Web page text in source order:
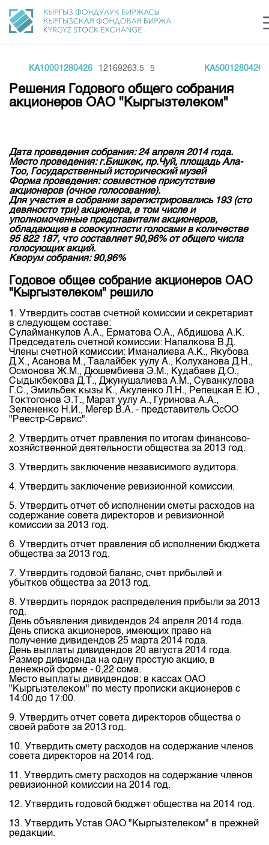
Финансовый рынок KG login Рус Кыр
Общая информация
Акционеры
Руководство
Внутренний аудитор
Комитеты
Участники торгов
Наши партнеры
Cтратегия развития
Корпоративные документы
Контакты
Направления
Товарно-сырьевой сектор
Листинг
Центр раскрытия информации
Тарифы
Аналитика
Финансовый рынок KG
Пресс-клуб
25 лет ЗАО КФБ
Нормативная база
Биржевая деятельность
Депозитарная деятельность
Центр раскрытия информации
Статистика торгов
Итоги последних торгов
Архив торгов
Индекс и Капитализация
Котировки по ЦБ
Котировки по драг. металлам
Расписание аукционов по ГЦБ
Результаты аукционов ГЦБ
Объем ГЦБ в обращении
Результаты аукционов по депозитам
Учебный центр
Общая информация
План работы на год
KA10001280426 12169263.5 5 KA5001280426
Решения Годового общего собрания
акционеров ОАО "Кыргызтелеком"
Дата проведения собрания: 24 апреля 2014 года.
Место проведения: г.Бишкек, пр.Чуй, площадь Ала-
Тоо, Государственный исторический музей
Форма проведения: совместное присутствие
акционеров (очное голосование).
Для участия в собрании зарегистрировались 193 (сто
девяносто три) акционера, в том числе и
уполномоченные представители акционеров,
обладающие в совокупности голосами в количестве
95 822 187, что составляет 90,96% от общего числа
голосующих акций.
Кворум собрания: 90,96%
Годовое общее собрание акционеров ОАО
"Кыргызтелеком" решило
1. Утвердить состав счетной комиссии и секретариат
в следующем составе:
Сулайманкулов А.А., Ерматова О.А., Абдишова А.К.
Председатель счетной комиссии: Напалкова В.Д.
Члены счетной комиссии: Иманалиева А.К., Якубова
Д.Х., Асанова М., Таалайбек уулу А., Колуханова Д.Н.,
Осмонова Ж.М., Дюшембиева Э.М., Кудабаев Д.О.,
Сыдыкбекова Д.Т., Джунушалиева А.М., Суванкулова
Г.С., Эмильбек кызы К., Акуленко Л.Н., Репецкая Е.Ю.,
Токтогонов Э.Т., Марат уулу А., Гуринова А.А.,
Зелененко Н.И., Мегер В.А. - представитель ОсОО
"Реестр-Сервис".
2. Утвердить отчет правления по итогам финансово-
хозяйственной деятельности общества за 2013 год.
3. Утвердить заключение независимого аудитора.
4. Утвердить заключение ревизионной комиссии.
5. Утвердить отчет об исполнении сметы расходов на
содержание совета директоров и ревизионной
комиссии за 2013 год.
6. Утвердить отчет правления об исполнении бюджета
общества за 2013 год.
7. Утвердить годовой баланс, счет прибылей и
убытков общества за 2013 год.
8. Утвердить порядок распределения прибыли за 2013
год.
День объявления дивидендов 24 апреля 2014 года.
День списка акционеров, имеющих право на
получение дивидендов 25 марта 2014 года.
День выплаты дивидендов 20 августа 2014 года.
Размер дивиденда на одну простую акцию, в
денежной форме - 0,22 сома.
Место выплаты дивидендов: в кассах ОАО
"Кыргызтелеком" по месту прописки акционеров с
14:00 до 17:00.
9. Утвердить отчет совета директоров общества о
своей работе за 2013 год.
10. Утвердить смету расходов на содержание членов
совета директоров на 2014 год.
11. Утвердить смету расходов на содержание членов
ревизионной комиссии на 2014 год.
12. Утвердить годовой бюджет общества на 2014 год.
13. Утвердить Устав ОАО "Кыргызтелеком" в прежней
редакции.